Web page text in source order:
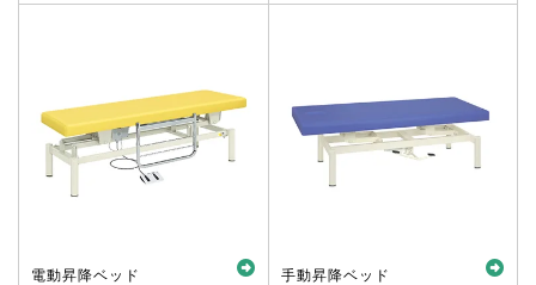
電動昇降ベッド 手動昇降ベッド